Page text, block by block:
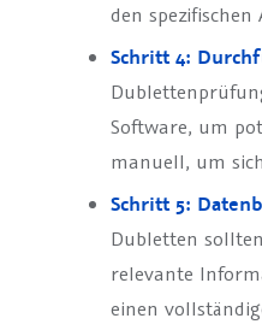
den
Schritt 4:
Software, um
manuell, um
Schritt 5:
Dubletten
relevante
einen